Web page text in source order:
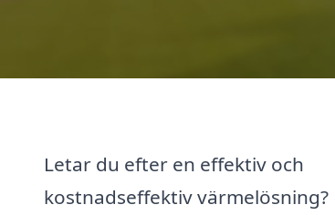
Letar du efter en effektiv och
kostnadseffektiv värmelösning?